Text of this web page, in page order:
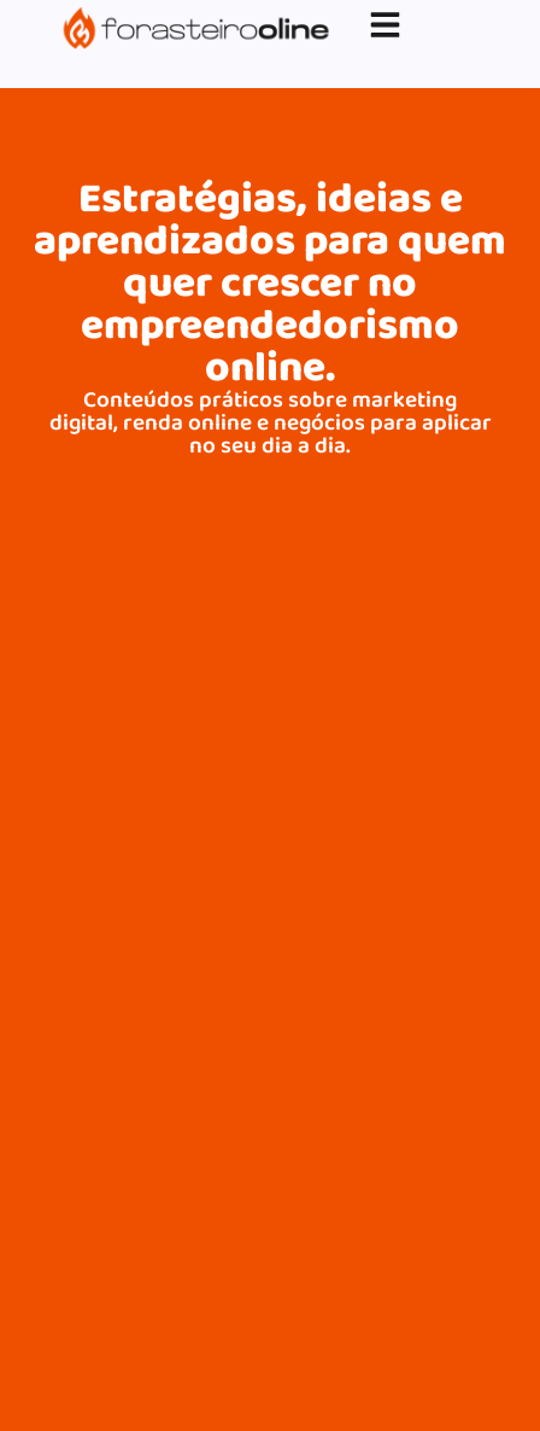
G-XVBZZCFH00pub-5970489886047746AW-
17954400846.
Estratégias, ideias e
aprendizados para quem
quer crescer no
empreendedorismo
online.
Conteúdos práticos sobre marketing
digital, renda online e negócios para aplicar
no seu dia a dia.